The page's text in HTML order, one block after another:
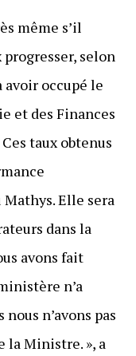
même s’il
selon
occupé le
et des Finances
taux obtenus
Elle sera
dans la
avons fait
n’a
n’avons pas
la Ministre. », a